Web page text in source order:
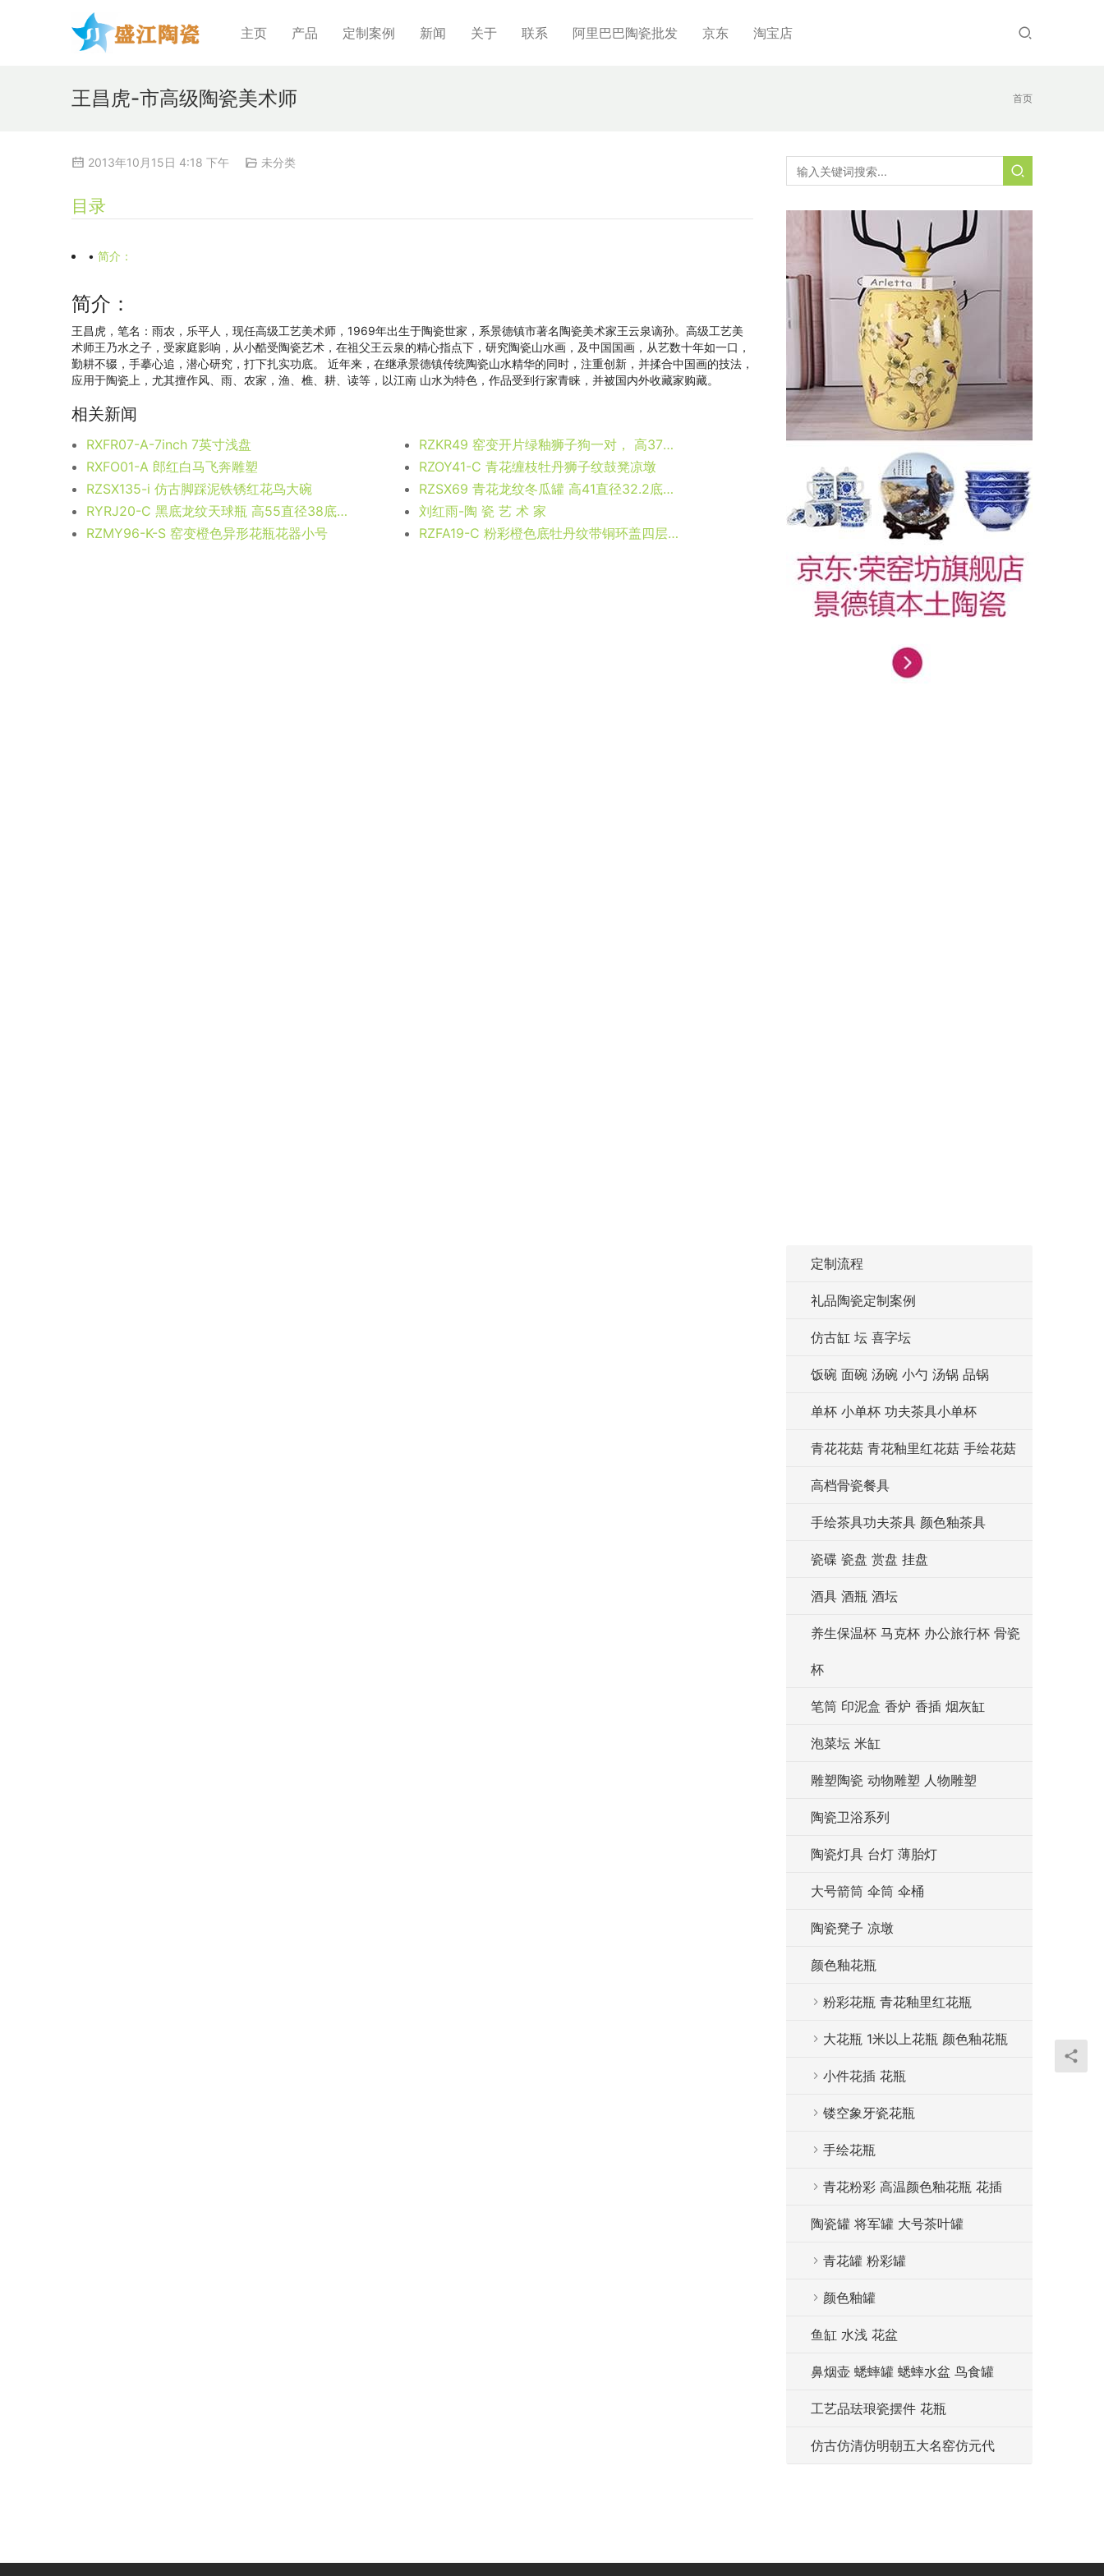
主页 产品 定制案例 新闻 关于 联系 阿里巴巴陶瓷批发 京东 淘宝店
首页
王昌虎-市高级陶瓷美术师
2013年10月15日 4:18 下午 未分类
目录
• 简介：
简介：
王昌虎，笔名：雨农，乐平人，现任高级工艺美术师，1969年出生于陶瓷世家，系景德镇市著名陶瓷美术家王云泉谪孙。高级工艺美
术师王乃水之子，受家庭影响，从小酷受陶瓷艺术，在祖父王云泉的精心指点下，研究陶瓷山水画，及中国国画，从艺数十年如一口，
勤耕不辍，手摹心追，潜心研究，打下扎实功底。 近年来，在继承景德镇传统陶瓷山水精华的同时，注重创新，并揉合中国画的技法，
应用于陶瓷上，尤其擅作风、雨、农家，渔、樵、耕、读等，以江南 山水为特色，作品受到行家青睐，并被国内外收藏家购藏。
相关新闻
RXFR07-A-7inch 7英寸浅盘
RZKR49 窑变开片绿釉狮子狗一对， 高37直径28.2口径21.2底径22.4重量3.4KG
RXFO01-A 郎红白马飞奔雕塑
RZOY41-C 青花缠枝牡丹狮子纹鼓凳凉墩
RZSX135-i 仿古脚踩泥铁锈红花鸟大碗
RZSX69 青花龙纹冬瓜罐 高41直径32.2底径17.3重量11.05KG
RYRJ20-C 黑底龙纹天球瓶 高55直径38底径18.3重量7.15KG
刘红雨-陶 瓷 艺 术 家
RZMY96-K-S 窑变橙色异形花瓶花器小号
RZFA19-C 粉彩橙色底牡丹纹带铜环盖四层食盒
定制流程
礼品陶瓷定制案例
仿古缸 坛 喜字坛
饭碗 面碗 汤碗 小勺 汤锅 品锅
单杯 小单杯 功夫茶具小单杯
青花花菇 青花釉里红花菇 手绘花菇
高档骨瓷餐具
手绘茶具功夫茶具 颜色釉茶具
瓷碟 瓷盘 赏盘 挂盘
酒具 酒瓶 酒坛
养生保温杯 马克杯 办公旅行杯 骨瓷
杯
笔筒 印泥盒 香炉 香插 烟灰缸
泡菜坛 米缸
雕塑陶瓷 动物雕塑 人物雕塑
陶瓷卫浴系列
陶瓷灯具 台灯 薄胎灯
大号箭筒 伞筒 伞桶
陶瓷凳子 凉墩
颜色釉花瓶
粉彩花瓶 青花釉里红花瓶
大花瓶 1米以上花瓶 颜色釉花瓶
小件花插 花瓶
镂空象牙瓷花瓶
手绘花瓶
青花粉彩 高温颜色釉花瓶 花插
陶瓷罐 将军罐 大号茶叶罐
青花罐 粉彩罐
颜色釉罐
鱼缸 水浅 花盆
鼻烟壶 蟋蟀罐 蟋蟀水盆 鸟食罐
工艺品珐琅瓷摆件 花瓶
仿古仿清仿明朝五大名窑仿元代